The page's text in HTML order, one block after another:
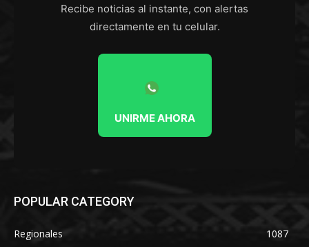
Recibe noticias al instante, con alertas
directamente en tu celular.
UNIRME AHORA
POPULAR CATEGORY
Regionales
1087